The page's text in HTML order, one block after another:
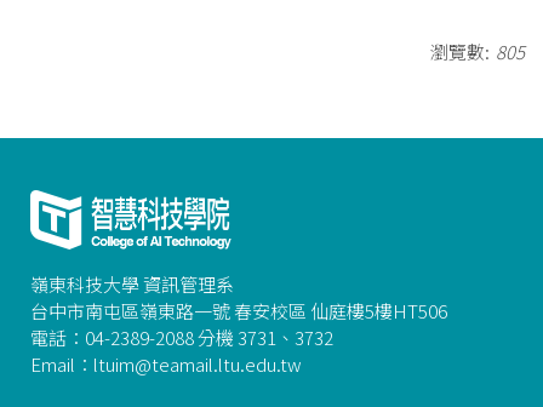
瀏覽數: 805
嶺東科技大學 資訊管理系
台中市南屯區嶺東路一號 春安校區 仙庭樓5樓HT506
電話：04-2389-2088 分機 3731、3732
Email：ltuim@teamail.ltu.edu.tw